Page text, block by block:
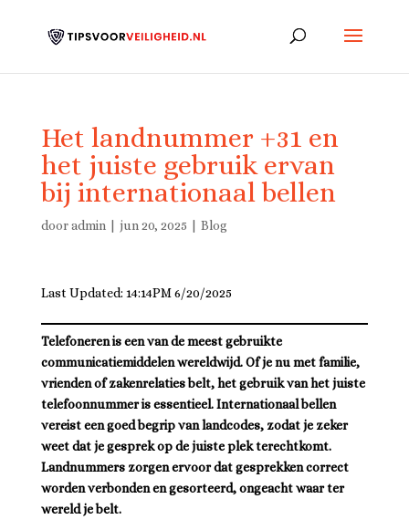
Het landnummer +31 en
het juiste gebruik ervan
bij internationaal bellen
dooradmin jun 20, 2025 Blog
Last Updated: 14:14PM 6/20/2025
Telefoneren is een van de meest gebruikte
communicatiemiddelen wereldwijd. Of je nu met familie,
vrienden of zakenrelaties belt, het gebruik van het juiste
telefoonnummer is essentieel. Internationaal bellen
vereist een goed begrip van landcodes, zodat je zeker
weet dat je gesprek op de juiste plek terechtkomt.
Landnummers zorgen ervoor dat gesprekken correct
worden verbonden en gesorteerd, ongeacht waar ter
wereld je belt.